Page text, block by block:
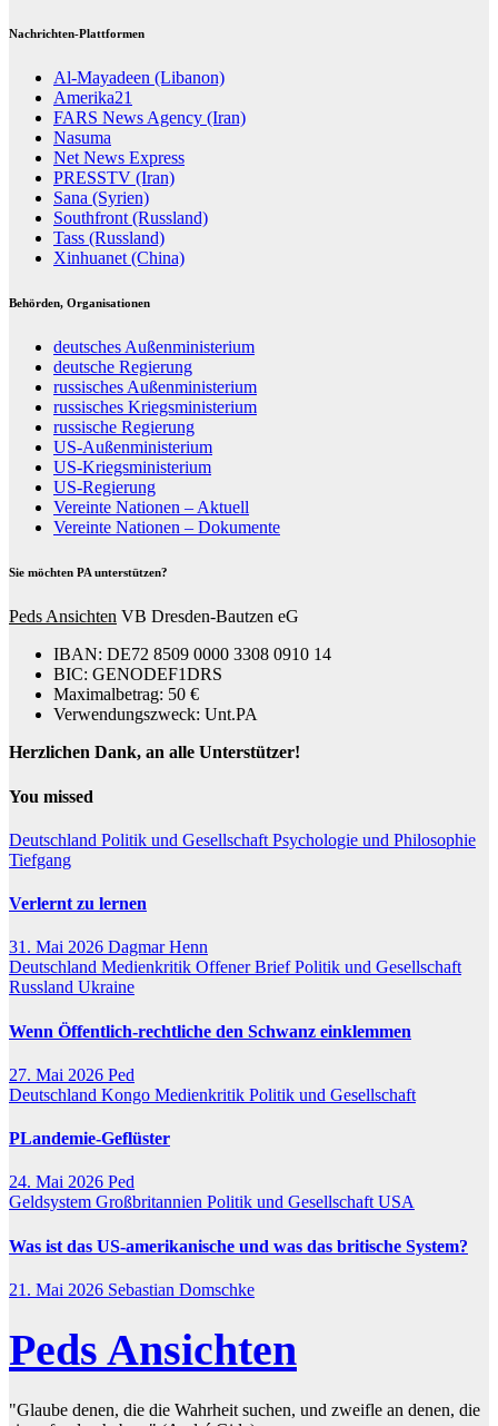
Nachrichten-Plattformen
Al-Mayadeen (Libanon)
Amerika21
FARS News Agency (Iran)
Nasuma
Net News Express
PRESSTV (Iran)
Sana (Syrien)
Southfront (Russland)
Tass (Russland)
Xinhuanet (China)
Behörden, Organisationen
deutsches Außenministerium
deutsche Regierung
russisches Außenministerium
russisches Kriegsministerium
russische Regierung
US-Außenministerium
US-Kriegsministerium
US-Regierung
Vereinte Nationen – Aktuell
Vereinte Nationen – Dokumente
Sie möchten PA unterstützen?
Peds Ansichten VB Dresden-Bautzen eG
IBAN: DE72 8509 0000 3308 0910 14
BIC: GENODEF1DRS
Maximalbetrag: 50 €
Verwendungszweck: Unt.PA
Herzlichen Dank, an alle Unterstützer!
You missed
Deutschland Politik und Gesellschaft Psychologie und Philosophie
Tiefgang
Verlernt zu lernen
31. Mai 2026 Dagmar Henn
Deutschland Medienkritik Offener BriefPolitik und Gesellschaft
Russland Ukraine
Wenn Öffentlich-rechtliche den Schwanz einklemmen
27. Mai 2026 Ped
Deutschland Kongo Medienkritik Politik und Gesellschaft
PLandemie-Geflüster
24. Mai 2026 Ped
Geldsystem Großbritannien Politik und Gesellschaft USA
Was ist das US-amerikanische und was das britische System?
21. Mai 2026 Sebastian Domschke
Peds Ansichten
"Glaube denen, die die Wahrheit suchen, und zweifle an denen, die